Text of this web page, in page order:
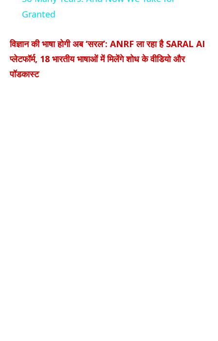
Granted
विज्ञान की भाषा होगी अब ‘सरल’: ANRF ला रहा है SARAL AI
प्लेटफॉर्म, 18 भारतीय भाषाओं में मिलेंगे शोध के वीडियो और
पॉडकास्ट